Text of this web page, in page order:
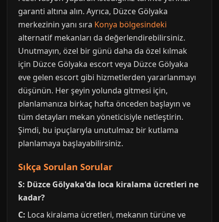
garanti altına alın. Ayrıca, Düzce Gölyaka
merkezinin yanı sıra Konya bölgesindeki
alternatif mekanları da değerlendirebilirsiniz.
Unutmayın, özel bir günü daha da özel kılmak
için Düzce Gölyaka escort veya Düzce Gölyaka
eve gelen escort gibi hizmetlerden yararlanmayı
düşünün. Her şeyin yolunda gitmesi için,
planlamanıza birkaç hafta önceden başlayın ve
tüm detayları mekan yöneticisiyle netleştirin.
Şimdi, bu ipuçlarıyla unutulmaz bir kutlama
planlamaya başlayabilirsiniz.
Sıkça Sorulan Sorular
S: Düzce Gölyaka'da loca kiralama ücretleri ne
kadar?
C: Loca kiralama ücretleri, mekanın türüne ve